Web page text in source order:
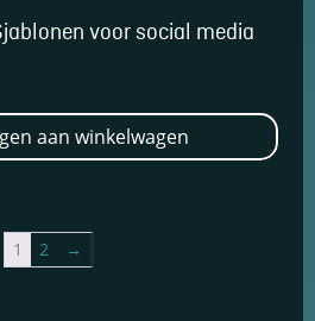
voor social media
aan winkelwagen
1 2 →